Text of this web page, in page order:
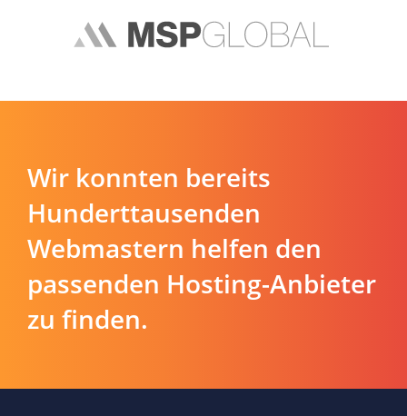
Wir konnten bereits
Hunderttausenden
Webmastern helfen den
passenden Hosting-Anbieter
zu finden.